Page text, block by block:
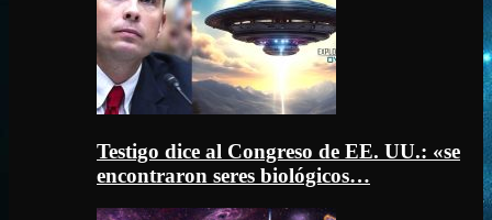
Testigo dice al Congreso de EE. UU.: «se
encontraron seres biológicos…